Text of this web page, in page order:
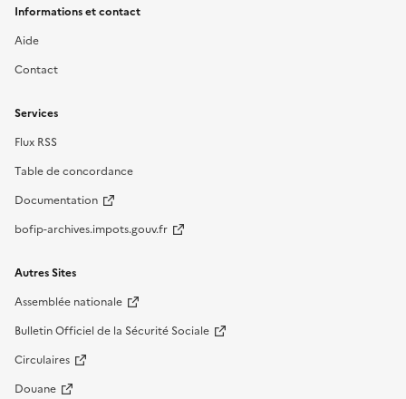
Informations et contact
Aide
Contact
Services
Flux RSS
Table de concordance
Documentation
bofip-archives.impots.gouv.fr
Autres Sites
Assemblée nationale
Bulletin Officiel de la Sécurité Sociale
Circulaires
Douane